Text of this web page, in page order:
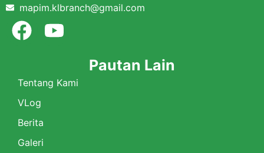
mapim.klbranch@gmail.com
Pautan Lain
Tentang Kami
VLog
Berita
Galeri